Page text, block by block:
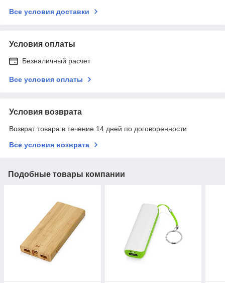
Все условия доставки
Условия оплаты
Безналичный расчет
Все условия оплаты
Условия возврата
Возврат товара в течение 14 дней по договоренности
Все условия возврата
Подобные товары компании